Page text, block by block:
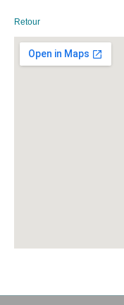
Retour